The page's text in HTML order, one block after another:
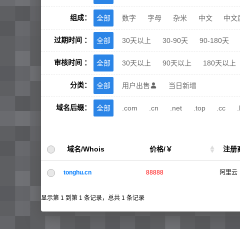
组成： 全部 数字 字母 杂米 中文 中文
过期时间 ： 全部 30天以上 30-90天 90-180天
审核时间 ： 全部 30天以上 90天以上 180天以上
分类： 全部 用户出售  当日新增
域名后缀： 全部 .com .cn .net .top .cc
域名/Whois 价格/￥ 注册
tonghu.cn 88888 阿里云
显示第 1 到第 1 条记录，总共 1 条记录